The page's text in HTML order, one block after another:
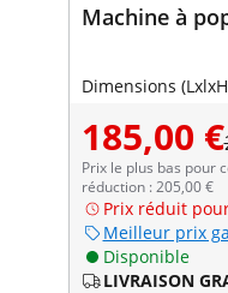
Machine à
Dimensions
185,00 €
Prix le plus bas pour
réduction : 205,00 €
Prix réduit
Meilleur prix
Disponible
LIVRAISON